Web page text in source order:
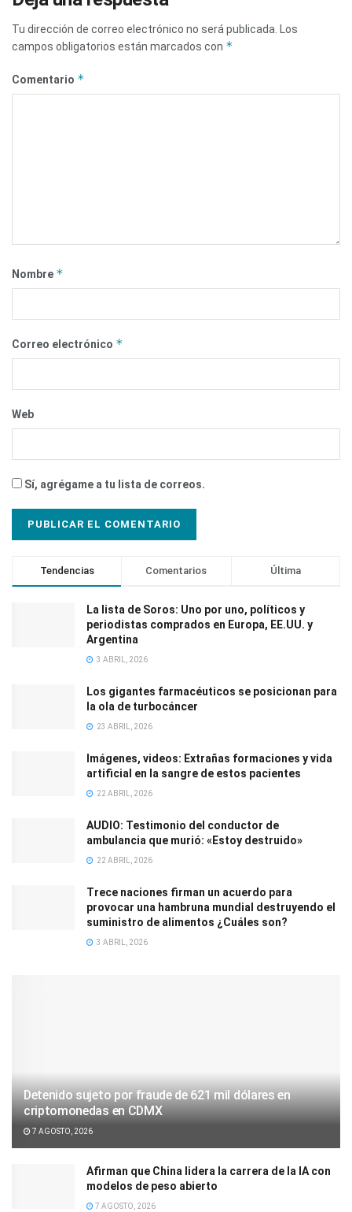
Tu dirección de correo electrónico no será publicada. Los
campos obligatorios están marcados con *
Comentario *
Nombre *
Correo electrónico *
Web
Sí, agrégame a tu lista de correos.
Tendencias Comentarios Última
La lista de Soros: Uno por uno, políticos y
periodistas comprados en Europa, EE.UU. y
Argentina
3 ABRIL, 2026
Los gigantes farmacéuticos se posicionan para
la ola de turbocáncer
23 ABRIL, 2026
Imágenes, videos: Extrañas formaciones y vida
artificial en la sangre de estos pacientes
22 ABRIL, 2026
AUDIO: Testimonio del conductor de
ambulancia que murió: «Estoy destruido»
22 ABRIL, 2026
Trece naciones firman un acuerdo para
provocar una hambruna mundial destruyendo el
suministro de alimentos ¿Cuáles son?
3 ABRIL, 2026
Detenido sujeto por fraude de 621 mil dólares en
criptomonedas en CDMX
7 AGOSTO, 2026
Afirman que China lidera la carrera de la IA con
modelos de peso abierto
7 AGOSTO, 2026